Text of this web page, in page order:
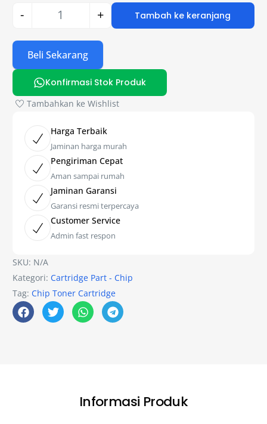
- + Tambah ke keranjang
Beli Sekarang
Konfirmasi Stok Produk
Tambahkan ke Wishlist
Harga Terbaik
Jaminan harga murah
Pengiriman Cepat
Aman sampai rumah
Jaminan Garansi
Garansi resmi terpercaya
Customer Service
Admin fast respon
SKU: N/A
Kategori: Cartridge Part - Chip
Tag: Chip Toner Cartridge
Informasi Produk